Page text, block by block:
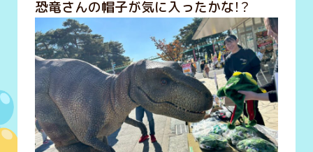
恐竜さんの帽子が気に入ったかな！？